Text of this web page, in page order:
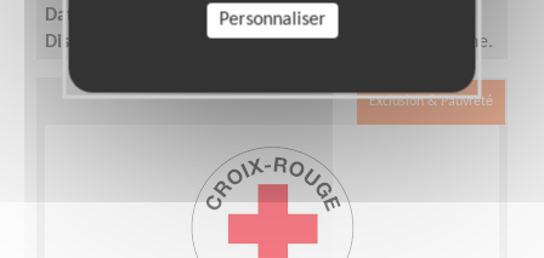
Date :
Disponibilité demandée :2 demi-journées par semaine.
Exclusion & Pauvreté
Personnaliser